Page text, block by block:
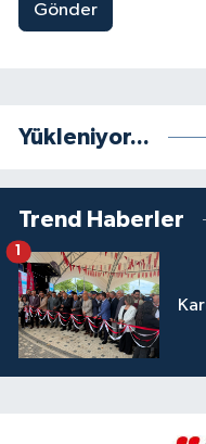
Gönder
Yükleniyor...
Trend Haberler